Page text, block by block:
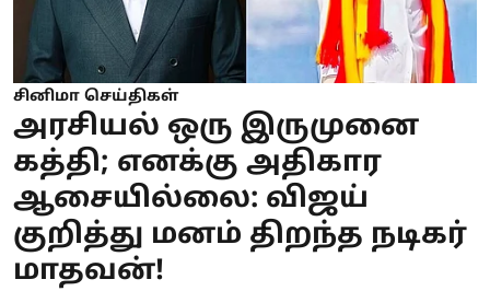
சினிமா செய்திகள்
அரசியல் ஒரு இருமுனை
கத்தி; எனக்கு அதிகார
ஆசையில்லை: விஜய்
குறித்து மனம் திறந்த நடிகர்
மாதவன்!